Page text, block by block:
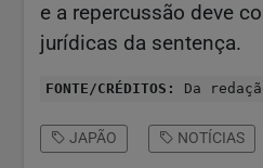
e a repercussão deve
jurídicas da sentença.
FONTE/CRÉDITOS: Da
JAPÃO NOTÍCIAS